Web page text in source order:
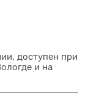
доступен при
и на